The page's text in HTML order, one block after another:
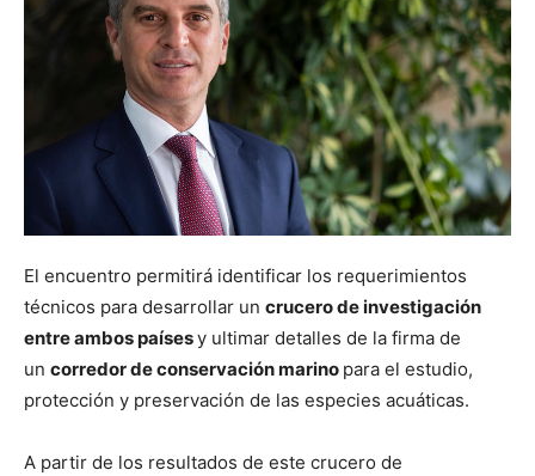
El encuentro permitirá identificar los requerimientos
técnicos para desarrollar un crucero de investigación
entre ambos paísesy ultimar detalles de la firma de
un corredor de conservación marino para el estudio,
protección y preservación de las especies acuáticas.
A partir de los resultados de este crucero de